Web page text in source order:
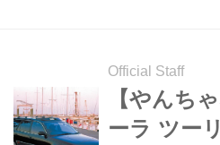
Official Staff
【やんち
ーラ ツー